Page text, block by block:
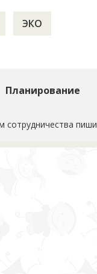
ЭКО
Планирование
сотрудничества